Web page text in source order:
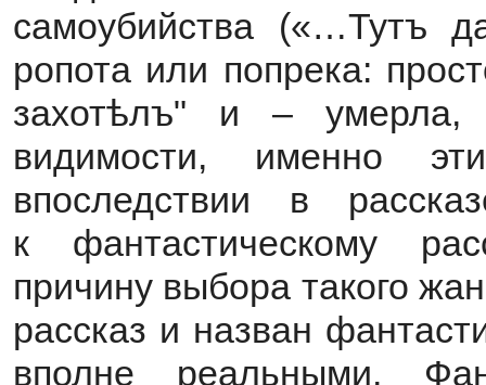
самоубийства («…Тутъ
ропота или попрека:
захотѣлъ" и –
видимости, именно
впоследствии в
к фантастическому
причину выбора такого
рассказ и назван
вполне реальными.